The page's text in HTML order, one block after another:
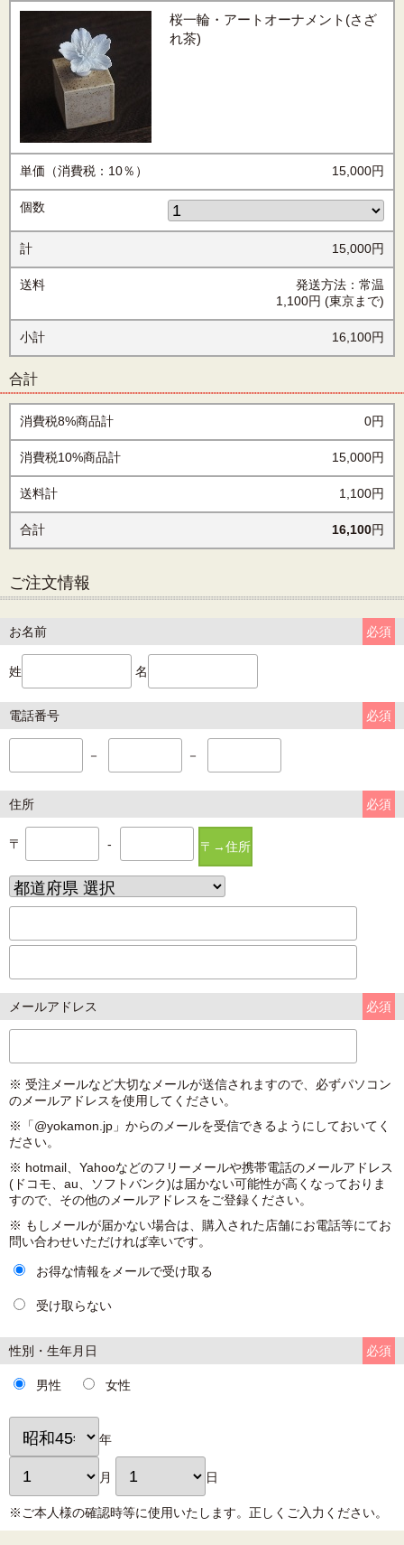
桜一輪・アートオーナメント(さざ
れ茶)
単価（消費税：10％） 15,000円
個数
計 15,000円
送料
発送方法：常温
1,100円 (東京まで)
小計 16,100円
合計
消費税8%商品計 0円
消費税10%商品計 15,000円
送料計 1,100円
合計 16,100円
ご注文情報
お名前 必須
姓 名
電話番号 必須
－ －
住所 必須
〒 - 〒→住所
メールアドレス 必須
※ 受注メールなど大切なメールが送信されますので、必ずパソコン
のメールアドレスを使用してください。
※「@yokamon.jp」からのメールを受信できるようにしておいてく
ださい。
※ hotmail、Yahooなどのフリーメールや携帯電話のメールアドレス
(ドコモ、au、ソフトバンク)は届かない可能性が高くなっておりま
すので、その他のメールアドレスをご登録ください。
※ もしメールが届かない場合は、購入された店舗にお電話等にてお
問い合わせいただければ幸いです。
お得な情報をメールで受け取る
受け取らない
性別・生年月日 必須
男性 女性
年
月 日
※ご本人様の確認時等に使用いたします。正しくご入力ください。